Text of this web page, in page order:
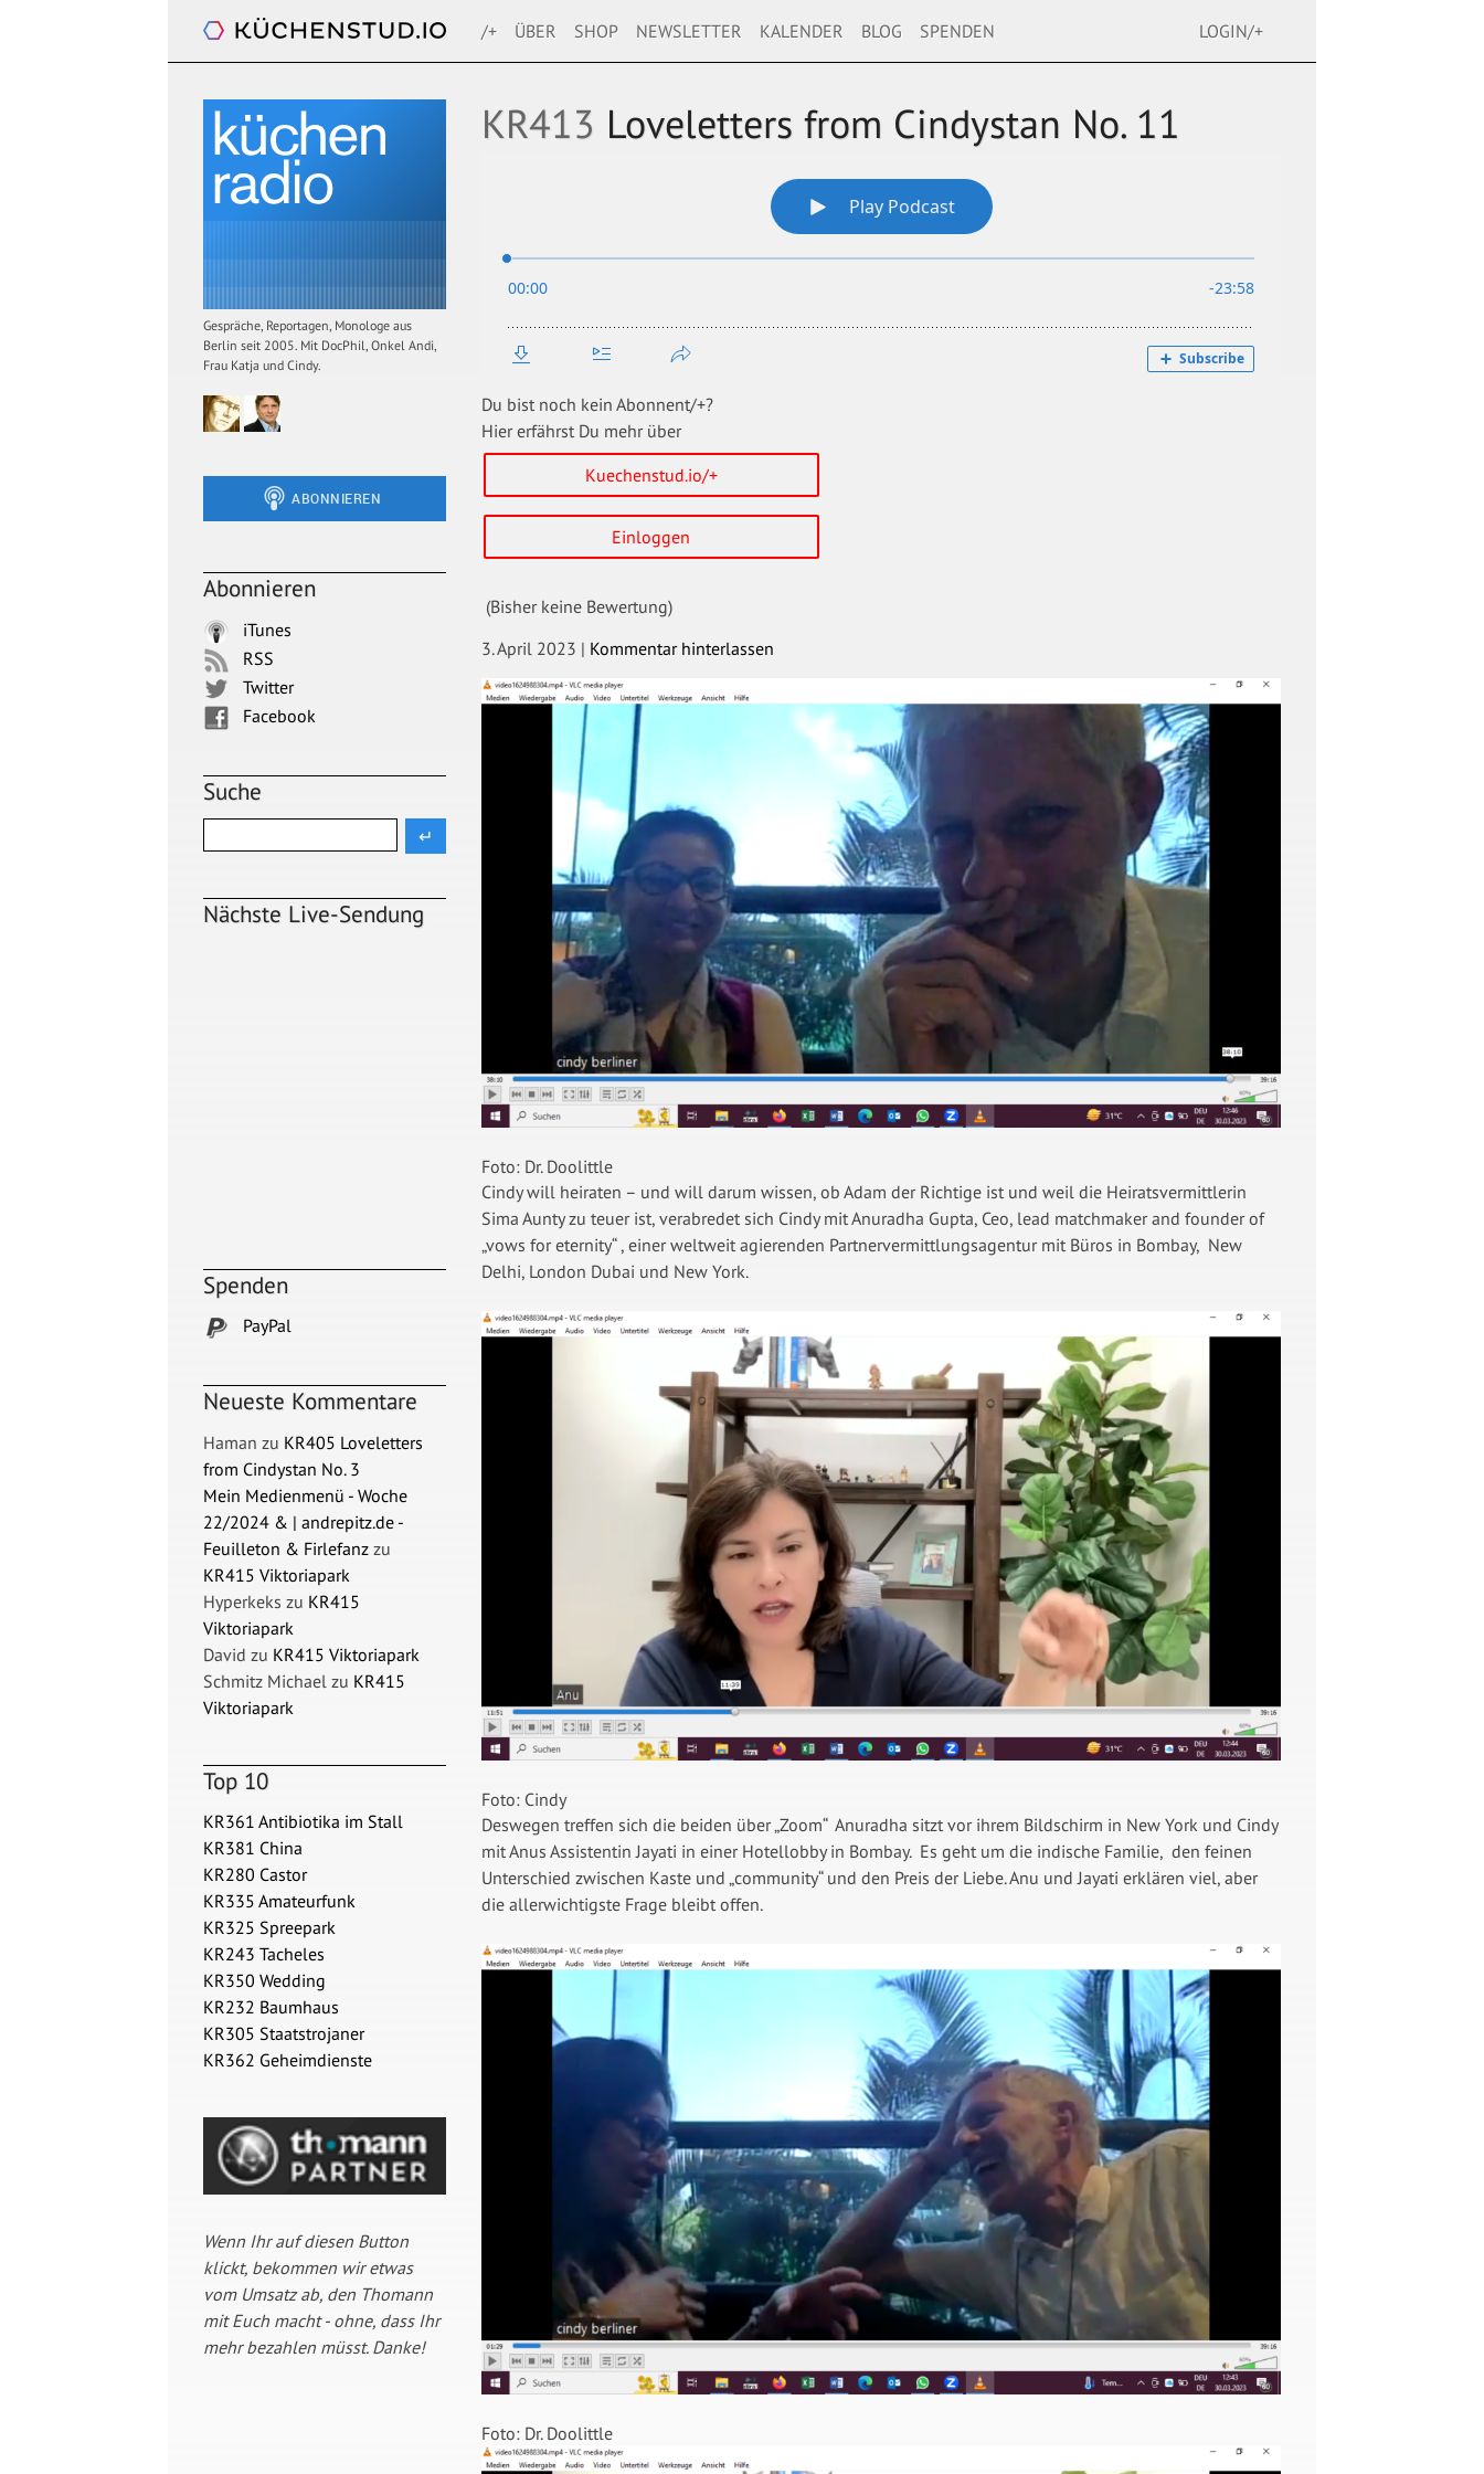
Küchenradio
/+ ÜBER SHOP NEWSLETTER KALENDER BLOG SPENDEN LOGIN/+
KR413 Loveletters from Cindystan No. 11
Du bist noch kein Abonnent/+?
Hier erfährst Du mehr über
Kuechenstud.io/+
Einloggen
(Bisher keine Bewertung)
3. April 2023 | Kommentar hinterlassen
Foto: Dr. Doolittle
Cindy will heiraten – und will darum wissen, ob Adam der Richtige ist und weil die Heiratsvermittlerin
Sima Aunty zu teuer ist, verabredet sich Cindy mit Anuradha Gupta, Ceo, lead matchmaker and founder of
„vows for eternity“ , einer weltweit agierenden Partnervermittlungsagentur mit Büros in Bombay, New
Delhi, London Dubai und New York.
Foto: Cindy
Deswegen treffen sich die beiden über „Zoom“ Anuradha sitzt vor ihrem Bildschirm in New York und Cindy
mit Anus Assistentin Jayati in einer Hotellobby in Bombay. Es geht um die indische Familie, den feinen
Unterschied zwischen Kaste und „community“ und den Preis der Liebe. Anu und Jayati erklären viel, aber
die allerwichtigste Frage bleibt offen.
Foto: Dr. Doolittle
Gespräche, Reportagen, Monologe aus
Berlin seit 2005. Mit DocPhil, Onkel Andi,
Frau Katja und Cindy.
Abonnieren
iTunes
RSS
Twitter
Facebook
Suche
Nächste Live-Sendung
Spenden
PayPal
Neueste Kommentare
Haman zu KR405 Loveletters
from Cindystan No. 3
Mein Medienmenü - Woche
22/2024 & | andrepitz.de -
Feuilleton & Firlefanz zu
KR415 Viktoriapark
Hyperkeks zu KR415
Viktoriapark
David zu KR415 Viktoriapark
Schmitz Michael zu KR415
Viktoriapark
Top 10
KR361 Antibiotika im Stall
KR381 China
KR280 Castor
KR335 Amateurfunk
KR325 Spreepark
KR243 Tacheles
KR350 Wedding
KR232 Baumhaus
KR305 Staatstrojaner
KR362 Geheimdienste
Wenn Ihr auf diesen Button
klickt, bekommen wir etwas
vom Umsatz ab, den Thomann
mit Euch macht - ohne, dass Ihr
mehr bezahlen müsst. Danke!